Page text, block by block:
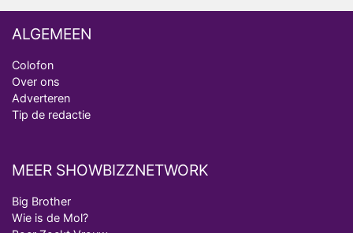
ALGEMEEN
Colofon
Over ons
Adverteren
Tip de redactie
MEER SHOWBIZZNETWORK
Big Brother
Wie is de Mol?